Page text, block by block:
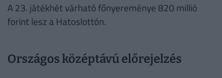
A 23. játékhét várható főnyereménye 820 millió
forint lesz a Hatoslottón.
Országos középtávú előrejelzés